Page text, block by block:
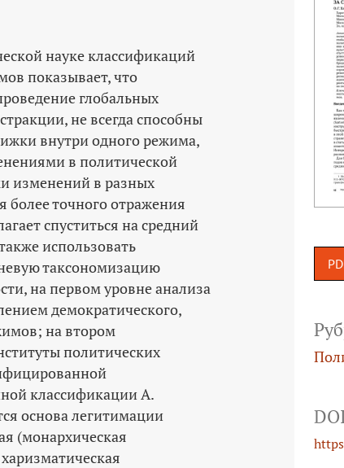
науке классификаций
показывает, что
глобальных
не всегда способны
внутри одного режима,
в политической
изменений в разных
более точного отражения
спуститься на средний
использовать
таксономизацию
на первом уровне анализа
демократического,
на втором
политических
классификации А.
основа легитимации
(монархическая